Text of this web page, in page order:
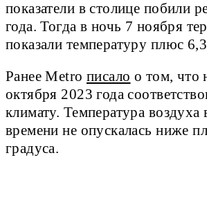
показатели в столице побили
года. Тогда в ночь 7 ноября
показали температуру плюс
Ранее Metro писало о том, что
октября 2023 года
климату. Температура воздуха
времени не опускалась ниже
градуса.